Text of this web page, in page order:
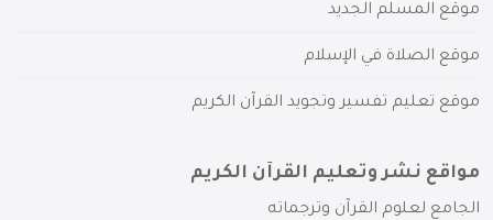
موقع المسلم الجديد
موقع الصلاة في الإسلام
موقع تعليم تفسير وتجويد القرآن الكريم
مواقع نشر وتعليم القرآن الكريم
الجامع لعلوم القرآن وترجماته